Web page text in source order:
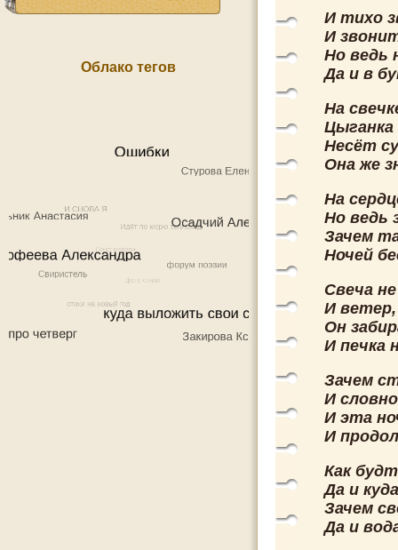
Облако тегов
И тихо
И
Но ведь
Да и в
На
Несёт
Она же
На
Но ведь
Зачем
Ночей
Свеча
И ветер,
Он
И печка
Зачем
И
И эта
И
Как
Да и
Зачем
Да и